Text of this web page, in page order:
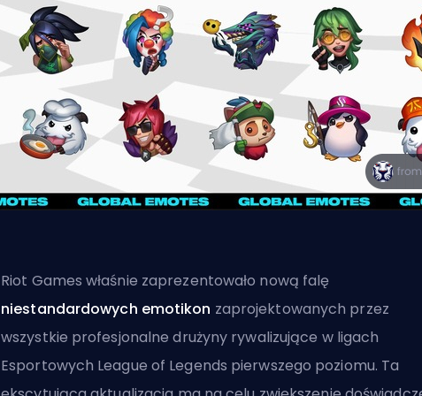
Riot Games właśnie zaprezentowało nową falę
niestandardowych emotikon zaprojektowanych przez
wszystkie profesjonalne drużyny rywalizujące w ligach
Esportowych League of Legends pierwszego poziomu. Ta